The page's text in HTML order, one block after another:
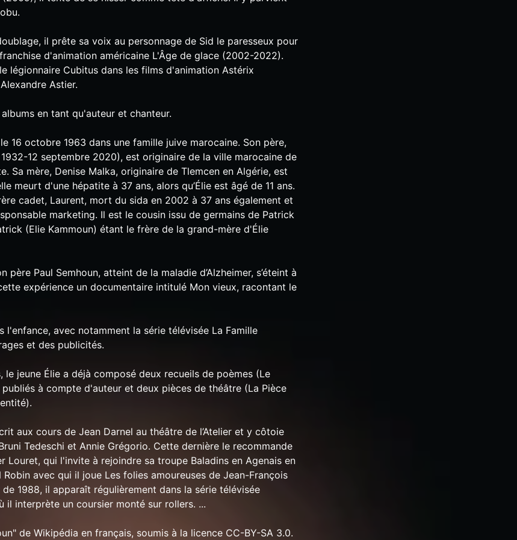
il prête sa voix au personnage de Sid le paresseux pour
d'animation américaine L'Âge de glace (2002-2022).
légionnaire Cubitus dans les films d'animation Astérix
Astier.
en tant qu'auteur et chanteur.
16 octobre 1963 dans une famille juive marocaine. Son père,
12 septembre 2020), est originaire de la ville marocaine de
Sa mère, Denise Malka, originaire de Tlemcen en Algérie, est
meurt d'une hépatite à 37 ans, alors qu’Élie est âgé de 11 ans.
cadet, Laurent, mort du sida en 2002 à 37 ans également et
marketing. Il est le cousin issu de germains de Patrick
(Elie Kammoun) étant le frère de la grand-mère d'Élie
père Paul Semhoun, atteint de la maladie d’Alzheimer, s’éteint à
expérience un documentaire intitulé Mon vieux, racontant le
l'enfance, avec notamment la série télévisée La Famille
et des publicités.
le jeune Élie a déjà composé deux recueils de poèmes (Le
à compte d'auteur et deux pièces de théâtre (La Pièce
aux cours de Jean Darnel au théâtre de l’Atelier et y côtoie
Tedeschi et Annie Grégorio. Cette dernière le recommande
Louret, qui l'invite à rejoindre sa troupe Baladins en Agenais en
avec qui il joue Les folies amoureuses de Jean-François
1988, il apparaît régulièrement dans la série télévisée
il interprète un coursier monté sur rollers. ...
de Wikipédia en français, soumis à la licence CC-BY-SA 3.0.